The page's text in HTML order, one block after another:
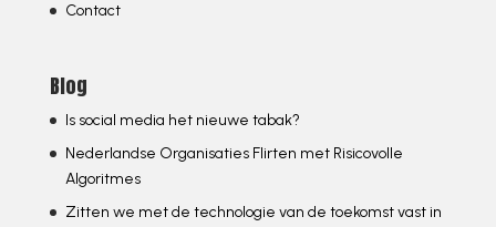
Contact
Blog
Is social media het nieuwe tabak?
Nederlandse Organisaties Flirten met Risicovolle
Algoritmes
Zitten we met de technologie van de toekomst vast in